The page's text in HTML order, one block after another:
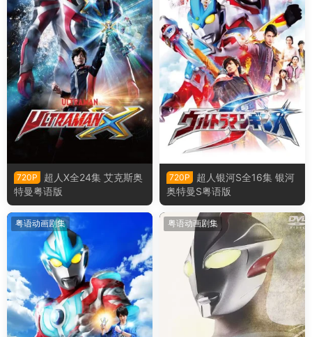
720P
超人X全24集 艾克斯奥
特曼粤语版
720P
超人银河S全16集 银河
奥特曼S粤语版
粤语动画剧集 粤语动画剧集